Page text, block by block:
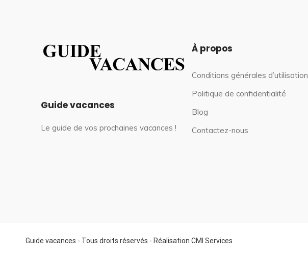
Guide vacances
Le guide de vos prochaines vacances !
À propos
Conditions générales d’utilisation
Politique de confidentialité
Blog
Contactez-nous
Guide vacances - Tous droits réservés - Réalisation CMI Services